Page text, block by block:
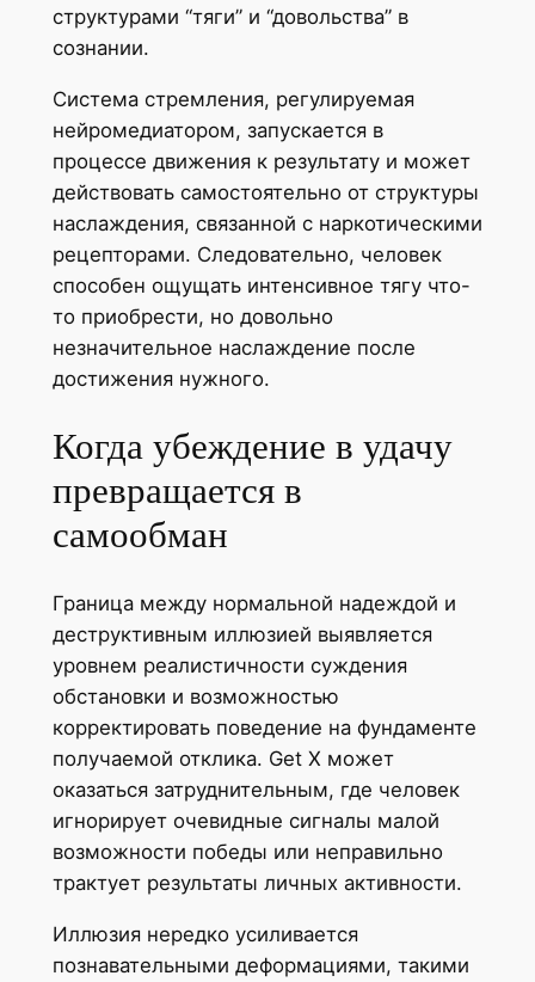
структурами “тяги” и “довольства” в
сознании.
Система стремления, регулируемая
нейромедиатором, запускается в
процессе движения к результату и может
действовать самостоятельно от структуры
наслаждения, связанной с наркотическими
рецепторами. Следовательно, человек
способен ощущать интенсивное тягу что-
то приобрести, но довольно
незначительное наслаждение после
достижения нужного.
Когда убеждение в удачу
превращается в
самообман
Граница между нормальной надеждой и
деструктивным иллюзией выявляется
уровнем реалистичности суждения
обстановки и возможностью
корректировать поведение на фундаменте
получаемой отклика. Get X может
оказаться затруднительным, где человек
игнорирует очевидные сигналы малой
возможности победы или неправильно
трактует результаты личных активности.
Иллюзия нередко усиливается
познавательными деформациями, такими